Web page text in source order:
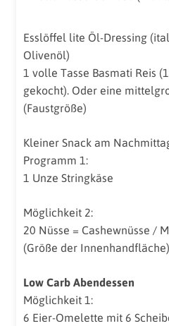
Esslöffel lite Öl-Dressing
Olivenöl)
1 volle Tasse Basmati Reis
gekocht). Oder eine
(Faustgröße)
Kleiner Snack am
Programm 1:
1 Unze Stringkäse
Möglichkeit 2:
20 Nüsse = Cashewnüsse /
(Größe der Innenhandfläche)
Low Carb Abendessen
Möglichkeit 1:
6 Eier-Omelette mit 6